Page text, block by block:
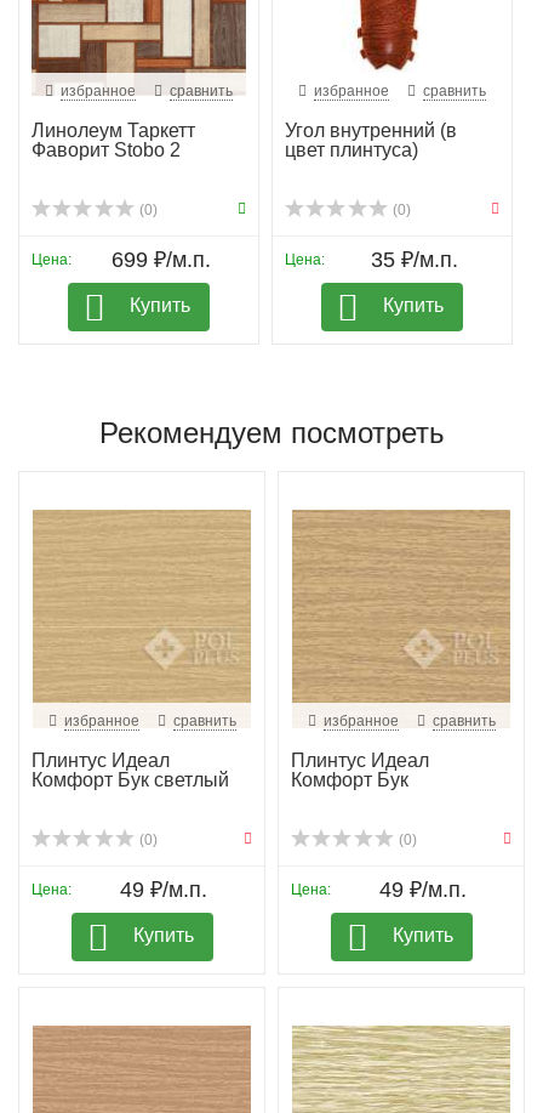
избранное сравнить
Линолеум Таркетт
Фаворит Stobo 2
(0)
Цена: 699 ₽/м.п.
Купить
избранное сравнить
Угол внутренний (в
цвет плинтуса)
(0)
Цена: 35 ₽/м.п.
Купить
Рекомендуем посмотреть
избранное сравнить
Плинтус Идеал
Комфорт Бук светлый
(0)
Цена: 49 ₽/м.п.
Купить
избранное сравнить
Плинтус Идеал
Комфорт Бук
(0)
Цена: 49 ₽/м.п.
Купить